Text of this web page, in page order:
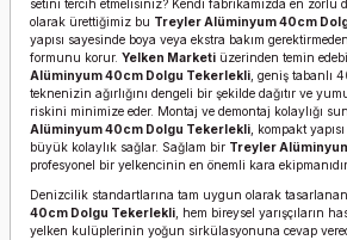
setini tercih etmelisiniz? Kendi fabrikamızda en zorlu
olarak ürettiğimiz bu Treyler Alüminyum 40cm
yapısı sayesinde boya veya ekstra bakım
formunu korur. Yelken Marketi üzerinden temin
Alüminyum 40cm Dolgu Tekerlekli , geniş tabanlı
teknenizin ağırlığını dengeli bir şekilde dağıtır ve
riskini minimize eder. Montaj ve demontaj kolaylığı
Alüminyum 40cm Dolgu Tekerlekli , kompakt
büyük kolaylık sağlar. Sağlam bir Treyler
profesyonel bir yelkencinin en önemli kara ekipmanıdır.
Denizcilik standartlarına tam uygun olarak
40cm Dolgu Tekerlekli , hem bireysel yarışçıların
yelken kulüplerinin yoğun sirkülasyonuna cevap